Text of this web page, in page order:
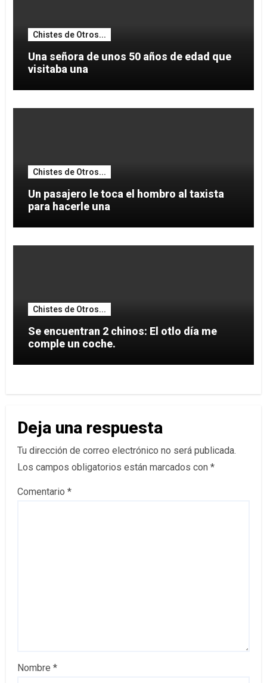
Chistes de Otros...
Una señora de unos 50 años de edad que
visitaba una
Chistes de Otros...
Un pasajero le toca el hombro al taxista
para hacerle una
Chistes de Otros...
Se encuentran 2 chinos: El otlo día me
comple un coche.
Deja una respuesta
Tu dirección de correo electrónico no será publicada.
Los campos obligatorios están marcados con *
Comentario *
Nombre *